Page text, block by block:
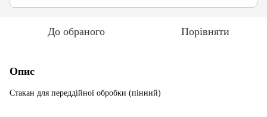
До обраного Порівняти
Опис
Стакан для переддійної обробки (пінний)